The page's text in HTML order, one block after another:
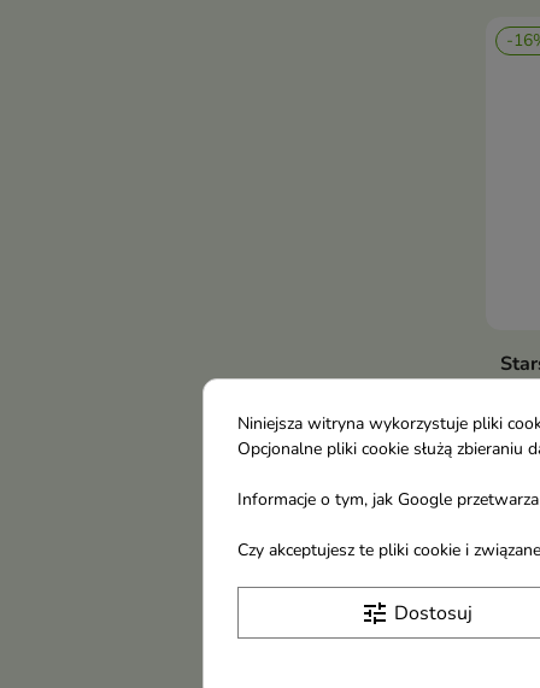
-
Niniejsza witryna wykorzystuje pliki
Opcjonalne pliki cookie służą
Informacje o tym, jak Google
Czy akceptujesz te pliki cookie i
tune Dostosuj